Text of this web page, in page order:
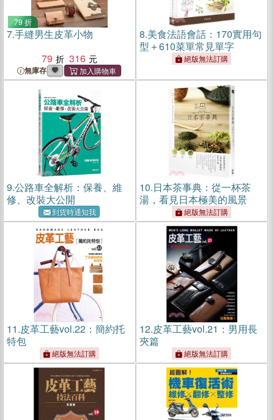
79 折
7.手縫男生皮革小物
79
316
無庫存
8.美食法語會話：170實用句
型＋610菜單常見單字
絕版無法訂購
9.公路車全解析：保養、維
修、改裝大公開
到貨時通知我
10.日本茶事典：從一杯茶
湯，看見日本極美的風景
絕版無法訂購
11.皮革工藝vol.22：簡約托
特包
絕版無法訂購
12.皮革工藝vol.21：男用長
夾篇
絕版無法訂購